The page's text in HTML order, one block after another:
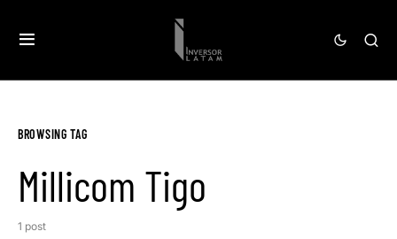
BROWSING TAG
Millicom Tigo
1 post